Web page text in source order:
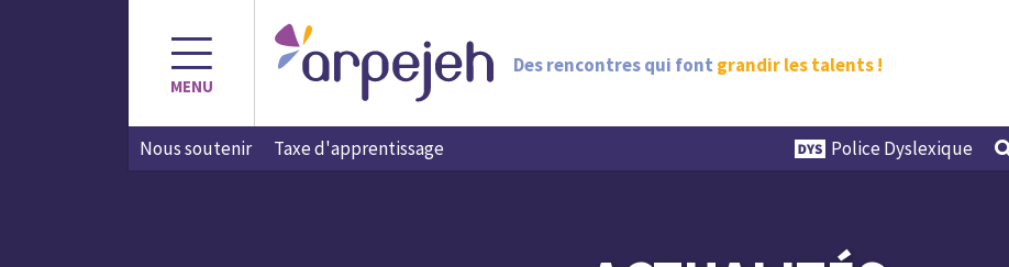
MENU
Des rencontres qui font grandir les talents !
Nous soutenir Taxe d'apprentissage Police Dyslexique